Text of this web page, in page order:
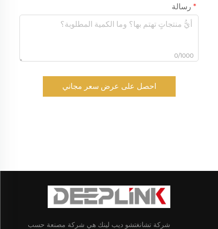
رسالة
0/1000
احصل على عرض سعر مجاني
شركة تشانغتشو ديب لينك هي شركة مصنعة حسب